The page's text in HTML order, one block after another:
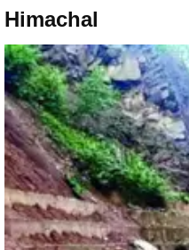
Himachal